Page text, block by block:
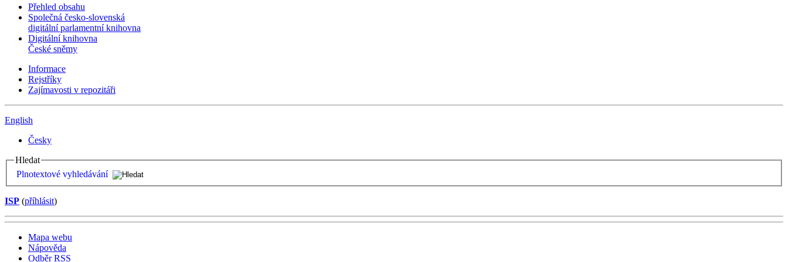
Přehled obsahu
Společná česko-slovenská
digitální parlamentní knihovna
Digitální knihovna
České sněmy
Informace
Rejstříky
Zajímavosti v repozitáři
English
Česky
Hledat
Plnotextové vyhledávání
ISP (příhlásit)
Mapa webu
Nápověda
Odběr RSS